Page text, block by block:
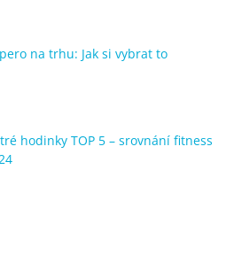
na trhu: Jak si vybrat to
hodinky TOP 5 – srovnání fitness